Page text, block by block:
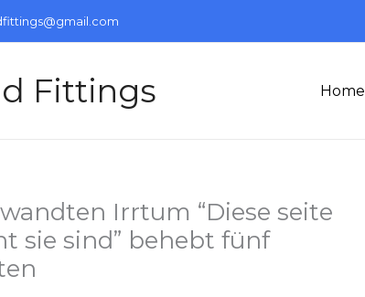
Fittings Home
Irrtum “Diese seite
sie sind” behebt fünf